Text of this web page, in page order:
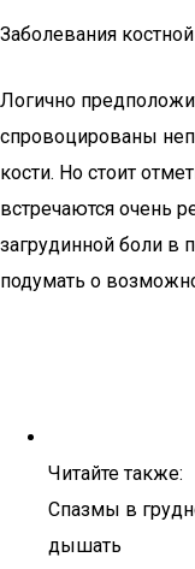
Заболевания
Логично
спровоцированы
кости. Но стоит
встречаются очень
загрудинной боли в
подумать о
Читайте также:
Спазмы в
дышать